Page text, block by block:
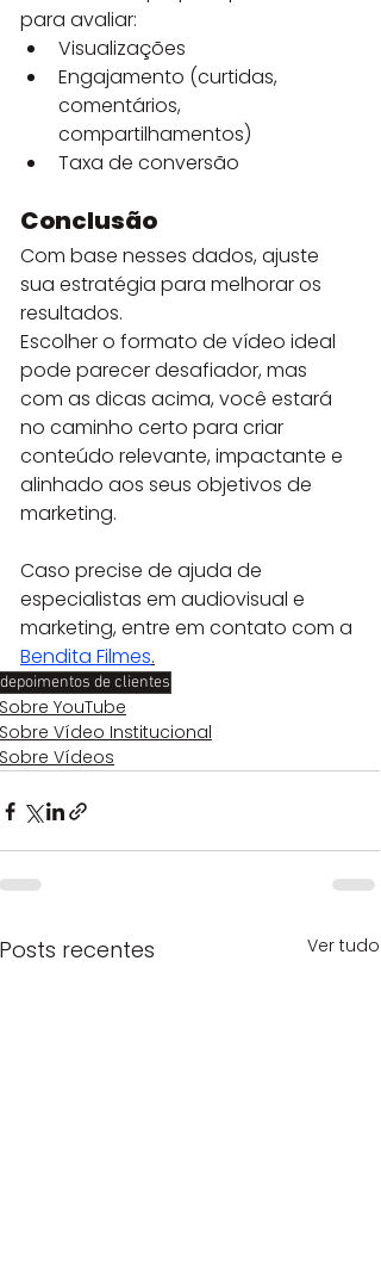
para avaliar:
Visualizações
Engajamento (curtidas,
comentários,
compartilhamentos)
Taxa de conversão
Conclusão
Com base nesses dados, ajuste
sua estratégia para melhorar os
resultados.
Escolher o formato de vídeo ideal
pode parecer desafiador, mas
com as dicas acima, você estará
no caminho certo para criar
conteúdo relevante, impactante e
alinhado aos seus objetivos de
marketing.
Caso precise de ajuda de
especialistas em audiovisual e
marketing, entre em contato com a
Bendita Filmes.
depoimentos de clientes
Sobre YouTube
Sobre Vídeo Institucional
Sobre Vídeos
Posts recentes Ver tudo